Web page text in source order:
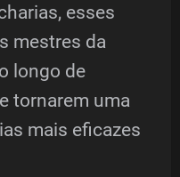
esses
mestres da
longo de
tornarem uma
mais eficazes